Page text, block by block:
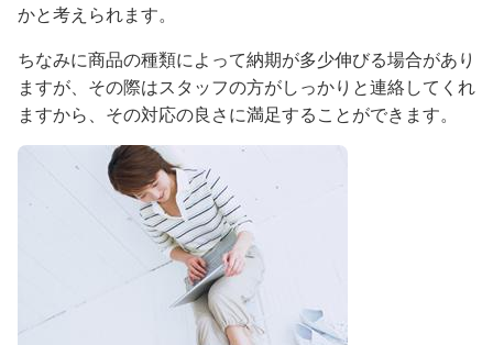
かと考えられます。
ちなみに商品の種類によって納期が多少伸びる場合があり
ますが、その際はスタッフの方がしっかりと連絡してくれ
ますから、その対応の良さに満足することができます。